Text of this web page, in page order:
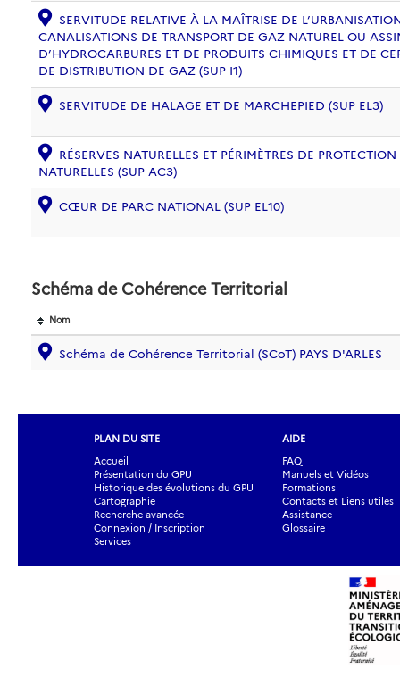
SERVITUDE RELATIVE À LA MAÎTRISE DE
CANALISATIONS DE TRANSPORT DE GAZ NATUREL OU
D’HYDROCARBURES ET DE PRODUITS CHIMIQUES ET DE
DE DISTRIBUTION DE GAZ (SUP I1)
SERVITUDE DE HALAGE ET DE MARCHEPIED (SUP EL3)
RÉSERVES NATURELLES ET PÉRIMÈTRES DE
NATURELLES (SUP AC3)
CŒUR DE PARC NATIONAL (SUP EL10)
Schéma de Cohérence Territorial
Nom
Schéma de Cohérence Territorial (SCoT) PAYS D'ARLES
PLAN DU SITE
Accueil
Présentation du GPU
Historique des évolutions du GPU
Cartographie
Recherche avancée
Connexion / Inscription
Services
AIDE
FAQ
Manuels et Vidéos
Formations
Contacts et Liens utiles
Assistance
Glossaire